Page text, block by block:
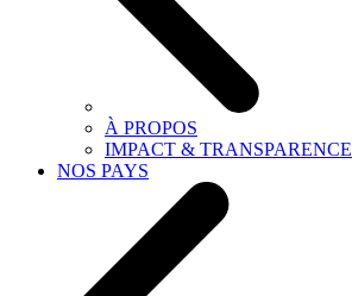
À PROPOS
IMPACT & TRANSPARENCE
NOS PAYS